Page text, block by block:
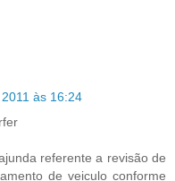
às 16:24
referente a revisão de
de veiculo conforme